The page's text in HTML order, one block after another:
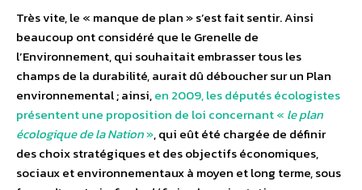
Très vite, le « manque de plan » s’est fait sentir. Ainsi
beaucoup ont considéré que le Grenelle de
l’Environnement, qui souhaitait embrasser tous les
champs de la durabilité, aurait dû déboucher sur un Plan
environnemental ; ainsi,en 2009, les députés écologistes
présentent une proposition de loi concernant « le plan
écologique de la Nation», qui eût été chargée de définir
des choix stratégiques et des objectifs économiques,
sociaux et environnementaux à moyen et long terme, sous